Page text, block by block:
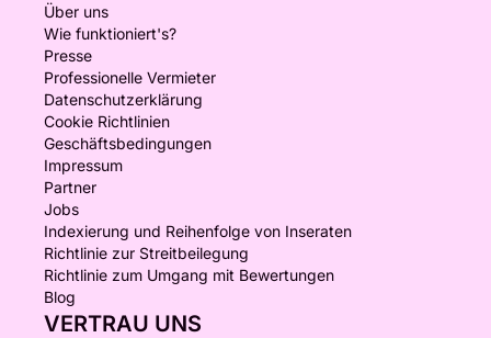
Über uns
Wie funktioniert's?
Presse
Professionelle Vermieter
Datenschutzerklärung
Cookie Richtlinien
Geschäftsbedingungen
Impressum
Partner
Jobs
Indexierung und Reihenfolge von Inseraten
Richtlinie zur Streitbeilegung
Richtlinie zum Umgang mit Bewertungen
Blog
VERTRAU UNS